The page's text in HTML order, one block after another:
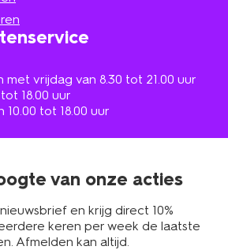
vrijdag van 8.30 tot 21.00 uur
18.00 uur
tot 18.00 uur
van onze acties
en krijg direct 10%
keren per week de laatste
Afmelden kan altijd.